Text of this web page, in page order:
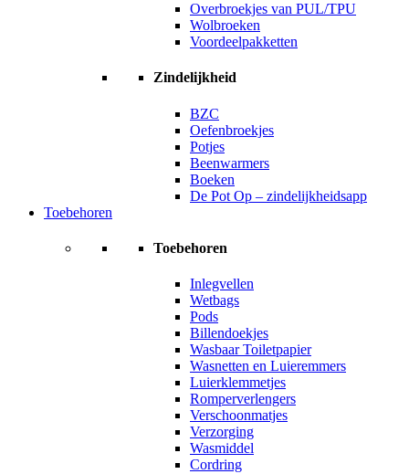
Overbroekjes van PUL/TPU
Wolbroeken
Voordeelpakketten
Zindelijkheid
BZC
Oefenbroekjes
Potjes
Beenwarmers
Boeken
De Pot Op – zindelijkheidsapp
Toebehoren
Toebehoren
Inlegvellen
Wetbags
Pods
Billendoekjes
Wasbaar Toiletpapier
Wasnetten en Luieremmers
Luierklemmetjes
Romperverlengers
Verschoonmatjes
Verzorging
Wasmiddel
Cordring